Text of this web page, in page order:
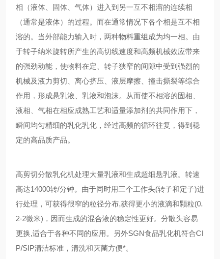
相（液体、固体、气体）进入到另一互不相溶的连续相
（通常是液体）的过程。而在通常情况下各个相是互不相
溶的。当外部能力输入时，两种物料重组成为均一相。由
于转子纳米旋转所产生的高切线速度和高频机械效应带来
的强劲动能，使物料在定、转子狭窄的间隙中受到强烈的
机械及液力剪切、离心挤压、液层摩擦、撞击撕裂等综合
作用，形成悬乳液、乳液和泡沫。从而使不相溶的固相、
液相、气相在相应成熟工艺和适量添加剂的共同作用下，
瞬间均匀精细的乳化乳化，经过高频的循环往复，得到稳
定的高品质产品。
高剪切分散乳化机处理大量乳液和生成超细悬乳液。转速
高达14000转/分钟。由于同时用三个工作头(转子和定子)进
行处理，可获得很窄的粒径分布,获得更小的液滴和颗粒(0.
2-2微米)，因而生成的混合液的稳定性更好。分散头容易
更换,适合于各种不同的应用。另外SGN食品乳化机符合CI
P/SIP清洁标准，清洗和灭菌方便*。